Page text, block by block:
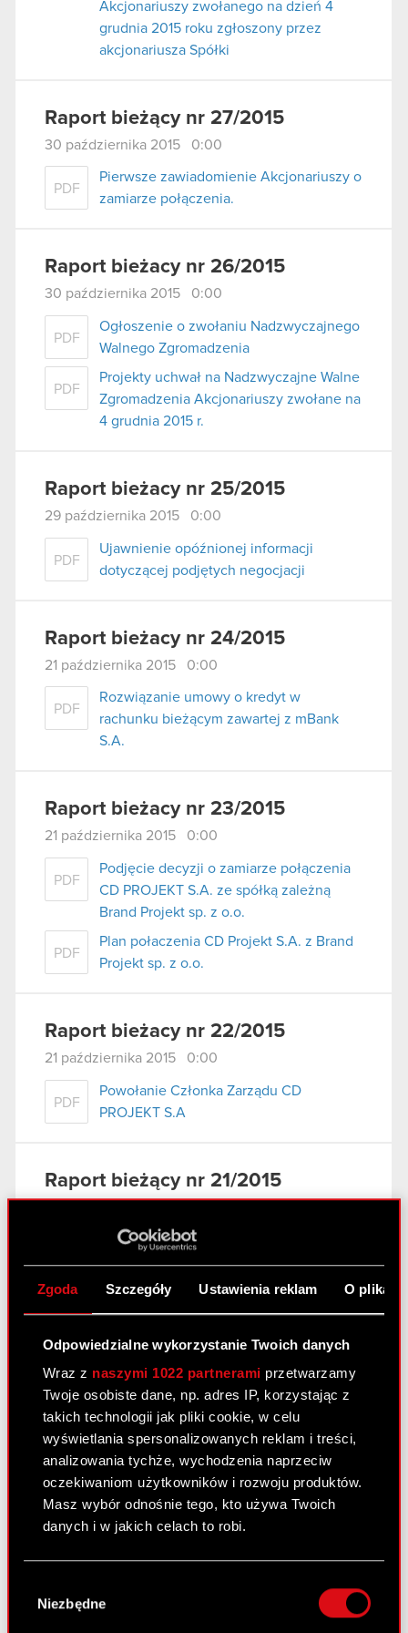
Zgoda Szczegóły Ustawienia reklam O
Odpowiedzialne wykorzystanie Twoich danych
Wraz z naszymi 1022 partnerami przetwarzamy
Twoje osobiste dane, np. adres IP, korzystając z
takich technologii jak pliki cookie, w celu
wyświetlania spersonalizowanych reklam i treści,
analizowania tychże, wychodzenia naprzeciw
oczekiwaniom użytkowników i rozwoju produktów.
Masz wybór odnośnie tego, kto używa Twoich
danych i w jakich celach to robi.
lokalizacji geograficznej z dokładnością nawet
zgody
Niezbędne
Akcjonariuszy zwołanego na dzień 4
grudnia 2015 roku zgłoszony przez
akcjonariusza Spółki
Raport bieżący nr 27/2015
30 października 2015 0:00
PDF
Pierwsze zawiadomienie Akcjonariuszy o
zamiarze połączenia.
Raport bieżacy nr 26/2015
30 października 2015 0:00
PDF
Ogłoszenie o zwołaniu Nadzwyczajnego
Walnego Zgromadzenia
PDF
Projekty uchwał na Nadzwyczajne Walne
Zgromadzenia Akcjonariuszy zwołane na
4 grudnia 2015 r.
Raport bieżacy nr 25/2015
29 października 2015 0:00
PDF
Ujawnienie opóźnionej informacji
dotyczącej podjętych negocjacji
Raport bieżacy nr 24/2015
21 października 2015 0:00
PDF
Rozwiązanie umowy o kredyt w
rachunku bieżącym zawartej z mBank
S.A.
Raport bieżacy nr 23/2015
21 października 2015 0:00
PDF
Podjęcie decyzji o zamiarze połączenia
CD PROJEKT S.A. ze spółką zależną
Brand Projekt sp. z o.o.
PDF
Plan połaczenia CD Projekt S.A. z Brand
Projekt sp. z o.o.
Raport bieżacy nr 22/2015
21 października 2015 0:00
PDF
Powołanie Członka Zarządu CD
PROJEKT S.A
Raport bieżący nr 21/2015
Zawiadomienie o transakcji dokonanej
przez osobę zobowiązaną
25 września 2015 0:00
PDF
Zawiadomienie o transakcjach
dokonanych przez osobę blisko
związaną z osobą nadzorującą
Raport bieżący nr 19/2015
18 września 2015 0:00
Zawiadomienie o transakcjach
związaną z osobą nadzorującą